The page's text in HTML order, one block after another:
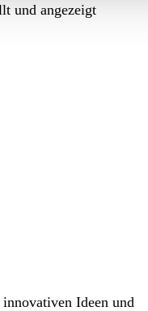
und angezeigt
Ideen und